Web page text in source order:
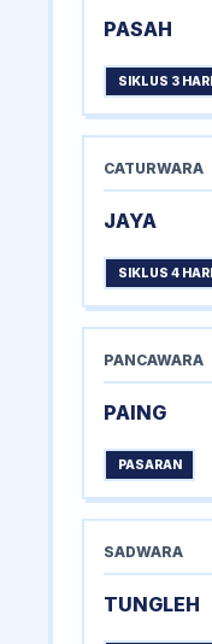
PASAH
SIKLUS 3 HARI
CATURWARA
JAYA
SIKLUS 4 HARI
PANCAWARA
PAING
PASARAN
SADWARA
TUNGLEH